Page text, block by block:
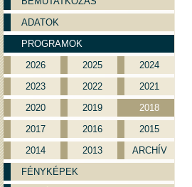
ADATOK
PROGRAMOK
2026
2025
2024
2023
2022
2021
2020
2019
2018
2017
2016
2015
2014
2013
ARCHÍV
FÉNYKÉPEK